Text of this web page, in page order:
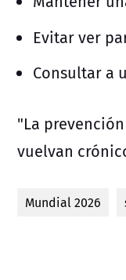
Evitar ver
Consultar a
"La
vuelvan
Mundial 2026